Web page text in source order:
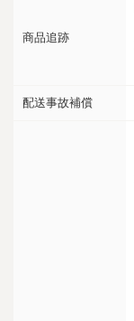
商品追跡
配送事故補償